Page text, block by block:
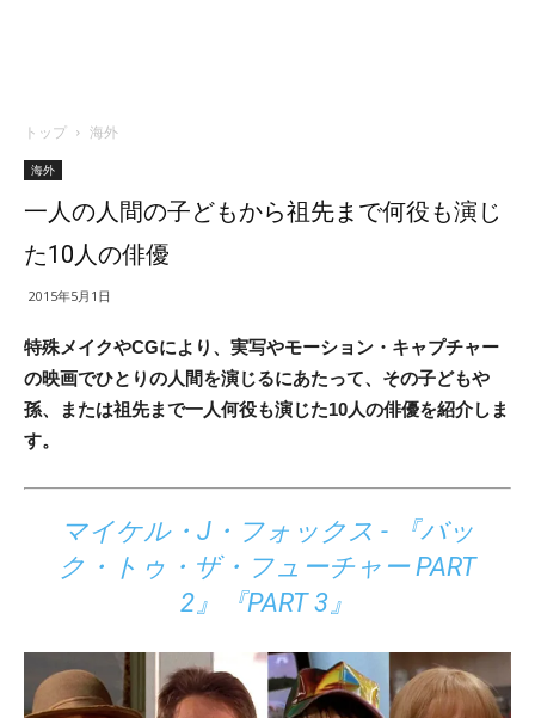
トップ 海外
海外
一人の人間の子どもから祖先まで何役も演じ
た10人の俳優
2015年5月1日
特殊メイクやCGにより、実写やモーション・キャプチャー
の映画でひとりの人間を演じるにあたって、その子どもや
孫、または祖先まで一人何役も演じた10人の俳優を紹介しま
す。
マイケル・J・フォックス - 『バッ
ク・トゥ・ザ・フューチャー PART
2』『PART 3』